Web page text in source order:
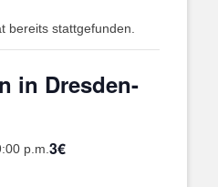
bereits stattgefunden.
in Dresden-
p.m. 3€